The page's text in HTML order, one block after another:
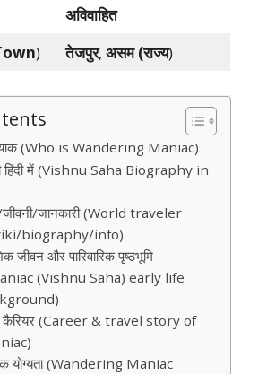
अविवाहित
) तेजपुर, असम (राज्य)
(Who is Wandering Maniac)
हिंदी में (Vishnu Saha Biography in
जीवनी/जानकारी (World traveler
biography/info)
जीवन और पारिवारिक पृष्ठभूमि
(Vishnu Saha) early life
कैरियर (Career & travel story of
योग्यता (Wandering Maniac